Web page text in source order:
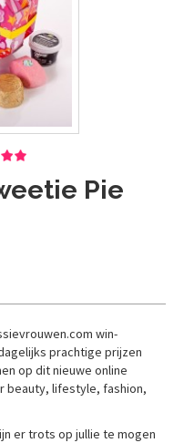
Pie
win-
prachtige prijzen
op dit nieuwe online
beauty, lifestyle, fashion,
er trots op jullie te mogen